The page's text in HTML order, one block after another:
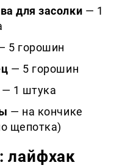
для засолки — 1
5 горошин
— 5 горошин
— 1 штука
— на кончике
щепотка)
лайфхак